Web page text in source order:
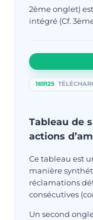
2ème onglet)
intégré (Cf.
169125
Tableau de
actions
Ce tableau est
manière
réclamations
consécutives
Un second